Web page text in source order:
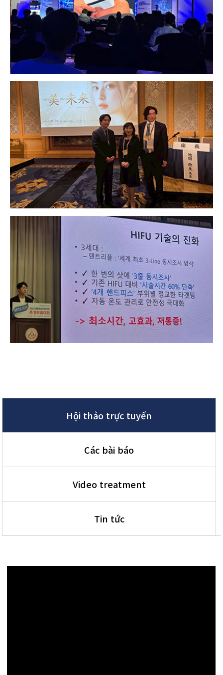
Hội thảo trực tuyến
Các bài báo
Video treatment
Tin tức